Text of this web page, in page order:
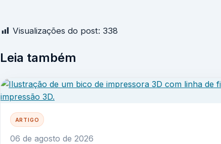
Visualizações do post: 338
Leia também
ARTIGO
06 de agosto de 2026